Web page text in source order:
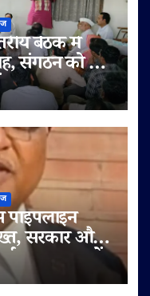
बैठक में
संगठन को बूथ
पाइपलाइन
सरकार और
एक सप्ताह में